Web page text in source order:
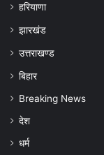
हरियाणा
झारखंड
उत्तराखण्ड
बिहार
Breaking News
देश
धर्म